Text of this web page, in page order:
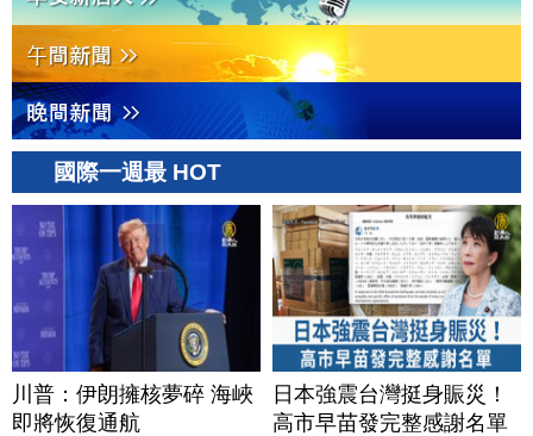
國際一週最 HOT
川普：伊朗擁核夢碎 海峽
即將恢復通航
日本強震台灣挺身賑災！
高市早苗發完整感謝名單